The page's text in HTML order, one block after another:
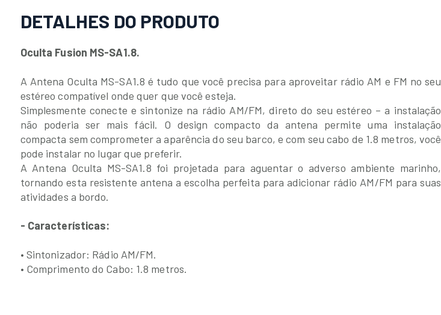
DETALHES DO PRODUTO
Oculta Fusion MS-SA1.8.
A Antena Oculta MS-SA1.8 é tudo que você precisa para aproveitar rádio AM e FM no seu
estéreo compatível onde quer que você esteja.
Simplesmente conecte e sintonize na rádio AM/FM, direto do seu estéreo – a instalação
não poderia ser mais fácil. O design compacto da antena permite uma instalação
compacta sem comprometer a aparência do seu barco, e com seu cabo de 1.8 metros, você
pode instalar no lugar que preferir.
A Antena Oculta MS-SA1.8 foi projetada para aguentar o adverso ambiente marinho,
tornando esta resistente antena a escolha perfeita para adicionar rádio AM/FM para suas
atividades a bordo.
- Características:
• Sintonizador: Rádio AM/FM.
• Comprimento do Cabo: 1.8 metros.